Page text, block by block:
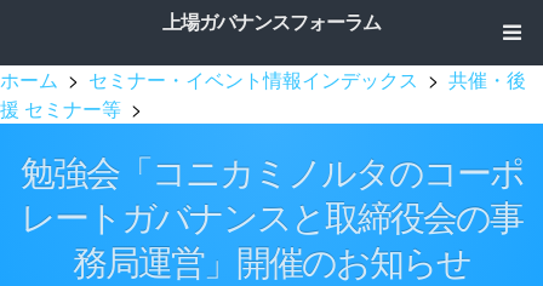
上場ガバナンスフォーラム
ホーム > セミナー・イベント情報インデックス > 共催・後
援 セミナー等 >
勉強会「コニカミノルタのコーポ
レートガバナンスと取締役会の事
務局運営」開催のお知らせ